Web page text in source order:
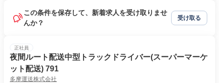
この条件を保存して、新着求人を受け取りませ
んか？
受け取る
正社員
夜間ルート配送中型トラックドライバー(スーパーマーケ
ット配送) 791
多摩運送株式会社